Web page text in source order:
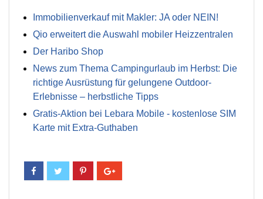
Immobilienverkauf mit Makler: JA oder NEIN!
Qio erweitert die Auswahl mobiler Heizzentralen
Der Haribo Shop
News zum Thema Campingurlaub im Herbst: Die
richtige Ausrüstung für gelungene Outdoor-
Erlebnisse – herbstliche Tipps
Gratis-Aktion bei Lebara Mobile - kostenlose SIM
Karte mit Extra-Guthaben